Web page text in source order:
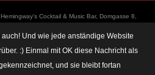
Cocktail & Music Bar, Domgasse 8,
0650 6101820, E-Mail: hemingway@linz.bar,
Uhr, Fr + Sa: 17:30 - 03:00 Uhr. Im Rahmen
wir immer wieder mal Fotos und Videos. Das
Und wie jede anständige Website
:) Einmal mit OK diese Nachricht als
und sie bleibt fortan